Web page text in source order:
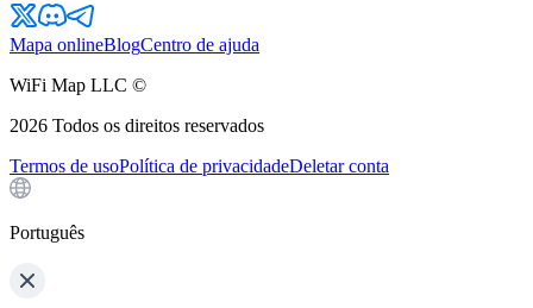
Mapa onlineBlogCentro de ajuda
WiFi Map LLC ©
2026 Todos os direitos reservados
Termos de usoPolítica de privacidadeDeletar conta
Português